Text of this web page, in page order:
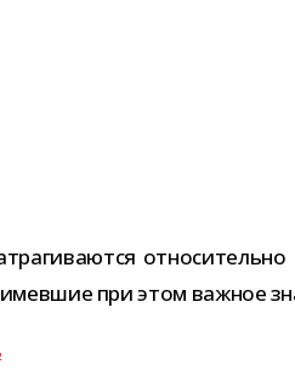
при этом важ­ное